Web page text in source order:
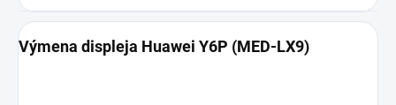
Výmena displeja Huawei Y6P (MED-LX9)